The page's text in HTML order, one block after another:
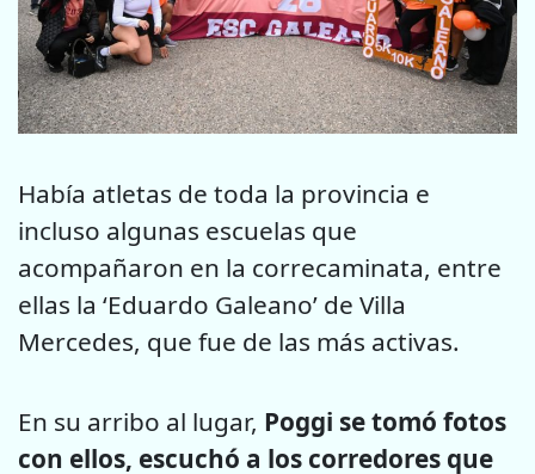
Había atletas de toda la provincia e
incluso algunas escuelas que
acompañaron en la correcaminata, entre
ellas la ‘Eduardo Galeano’ de Villa
Mercedes, que fue de las más activas.
En su arribo al lugar, Poggi se tomó fotos
con ellos, escuchó a los corredores que